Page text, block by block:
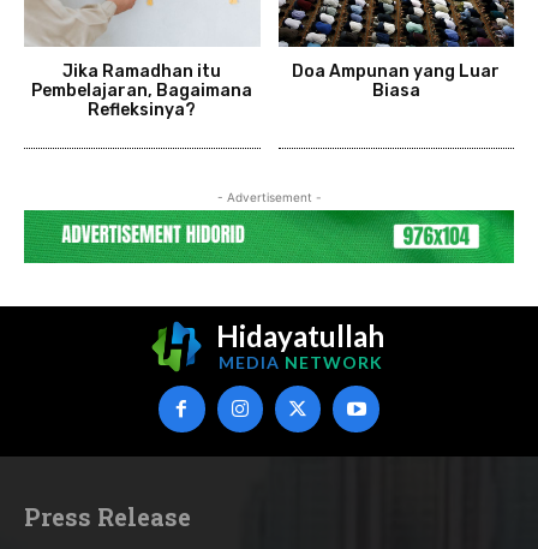
Jika Ramadhan itu
Pembelajaran, Bagaimana
Refleksinya?
Doa Ampunan yang Luar
Biasa
- Advertisement -
Hidayatullah
MEDIA NETWORK
Press Release